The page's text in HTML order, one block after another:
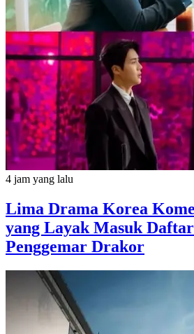
4 jam yang lalu
Lima Drama Korea
yang Layak Masuk
Penggemar Drakor